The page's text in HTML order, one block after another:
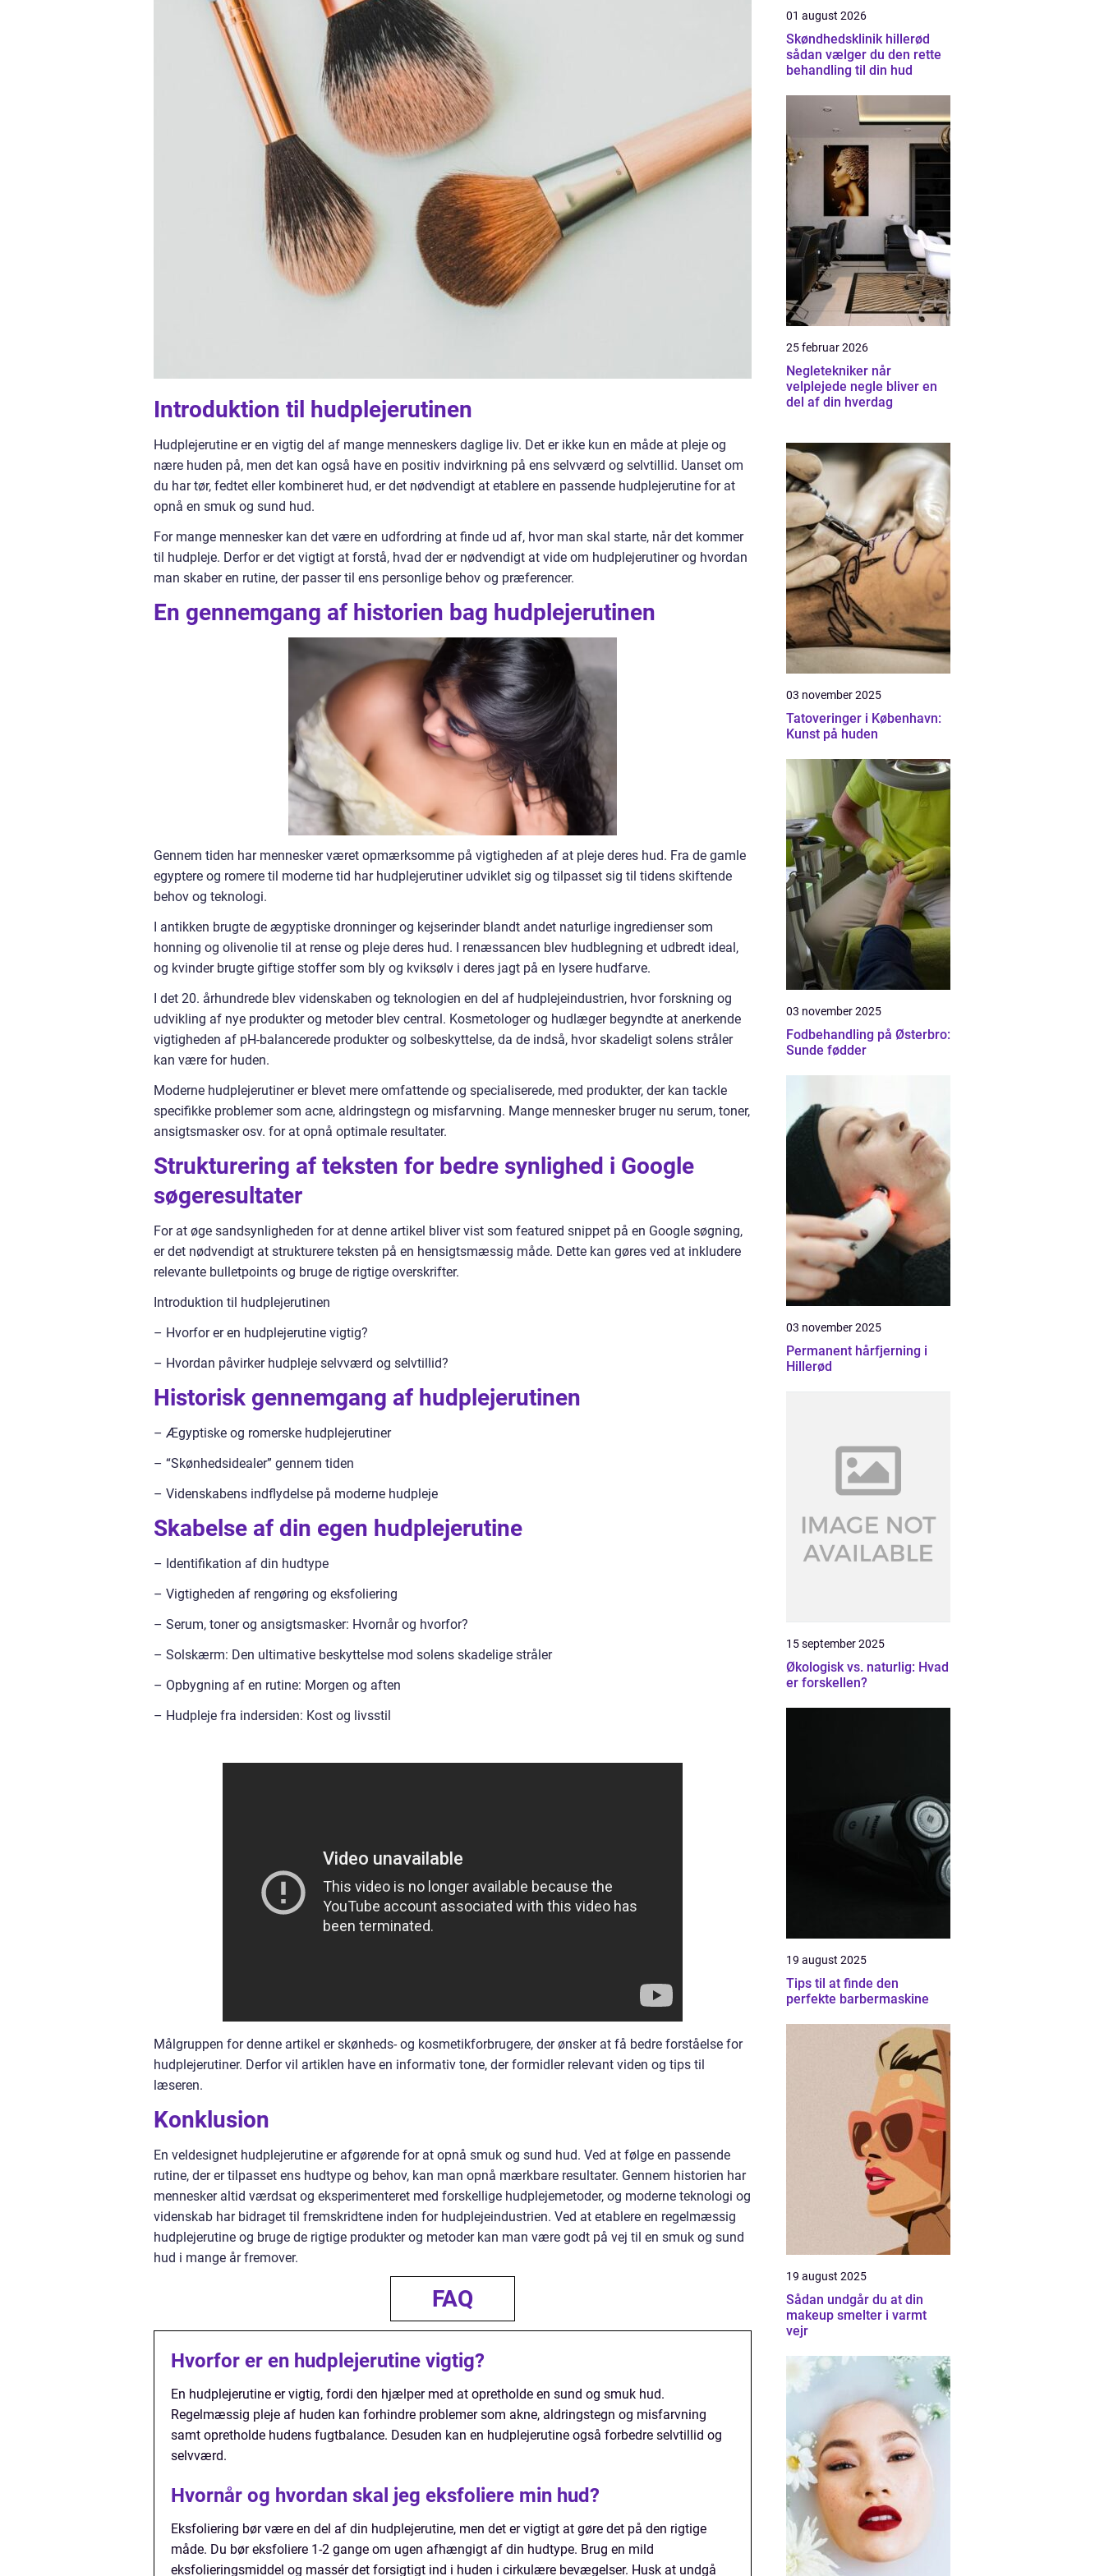
Introduktion til hudplejerutinen
Hudplejerutine er en vigtig del af mange menneskers daglige liv. Det er ikke kun en måde at pleje og
nære huden på, men det kan også have en positiv indvirkning på ens selvværd og selvtillid. Uanset om
du har tør, fedtet eller kombineret hud, er det nødvendigt at etablere en passende hudplejerutine for at
opnå en smuk og sund hud.
For mange mennesker kan det være en udfordring at finde ud af, hvor man skal starte, når det kommer
til hudpleje. Derfor er det vigtigt at forstå, hvad der er nødvendigt at vide om hudplejerutiner og hvordan
man skaber en rutine, der passer til ens personlige behov og præferencer.
En gennemgang af historien bag hudplejerutinen
Gennem tiden har mennesker været opmærksomme på vigtigheden af at pleje deres hud. Fra de gamle
egyptere og romere til moderne tid har hudplejerutiner udviklet sig og tilpasset sig til tidens skiftende
behov og teknologi.
I antikken brugte de ægyptiske dronninger og kejserinder blandt andet naturlige ingredienser som
honning og olivenolie til at rense og pleje deres hud. I renæssancen blev hudblegning et udbredt ideal,
og kvinder brugte giftige stoffer som bly og kviksølv i deres jagt på en lysere hudfarve.
I det 20. århundrede blev videnskaben og teknologien en del af hudplejeindustrien, hvor forskning og
udvikling af nye produkter og metoder blev central. Kosmetologer og hudlæger begyndte at anerkende
vigtigheden af pH-balancerede produkter og solbeskyttelse, da de indså, hvor skadeligt solens stråler
kan være for huden.
Moderne hudplejerutiner er blevet mere omfattende og specialiserede, med produkter, der kan tackle
specifikke problemer som acne, aldringstegn og misfarvning. Mange mennesker bruger nu serum, toner,
ansigtsmasker osv. for at opnå optimale resultater.
Strukturering af teksten for bedre synlighed i Google
søgeresultater
For at øge sandsynligheden for at denne artikel bliver vist som featured snippet på en Google søgning,
er det nødvendigt at strukturere teksten på en hensigtsmæssig måde. Dette kan gøres ved at inkludere
relevante bulletpoints og bruge de rigtige overskrifter.
Introduktion til hudplejerutinen
– Hvorfor er en hudplejerutine vigtig?
– Hvordan påvirker hudpleje selvværd og selvtillid?
Historisk gennemgang af hudplejerutinen
– Ægyptiske og romerske hudplejerutiner
– “Skønhedsidealer” gennem tiden
– Videnskabens indflydelse på moderne hudpleje
Skabelse af din egen hudplejerutine
– Identifikation af din hudtype
– Vigtigheden af rengøring og eksfoliering
– Serum, toner og ansigtsmasker: Hvornår og hvorfor?
– Solskærm: Den ultimative beskyttelse mod solens skadelige stråler
– Opbygning af en rutine: Morgen og aften
– Hudpleje fra indersiden: Kost og livsstil
Målgruppen for denne artikel er skønheds- og kosmetikforbrugere, der ønsker at få bedre forståelse for
hudplejerutiner. Derfor vil artiklen have en informativ tone, der formidler relevant viden og tips til
læseren.
Konklusion
En veldesignet hudplejerutine er afgørende for at opnå smuk og sund hud. Ved at følge en passende
rutine, der er tilpasset ens hudtype og behov, kan man opnå mærkbare resultater. Gennem historien har
mennesker altid værdsat og eksperimenteret med forskellige hudplejemetoder, og moderne teknologi og
videnskab har bidraget til fremskridtene inden for hudplejeindustrien. Ved at etablere en regelmæssig
hudplejerutine og bruge de rigtige produkter og metoder kan man være godt på vej til en smuk og sund
hud i mange år fremover.
FAQ
Hvorfor er en hudplejerutine vigtig?
En hudplejerutine er vigtig, fordi den hjælper med at opretholde en sund og smuk hud.
Regelmæssig pleje af huden kan forhindre problemer som akne, aldringstegn og misfarvning
samt opretholde hudens fugtbalance. Desuden kan en hudplejerutine også forbedre selvtillid og
selvværd.
Hvornår og hvordan skal jeg eksfoliere min hud?
Eksfoliering bør være en del af din hudplejerutine, men det er vigtigt at gøre det på den rigtige
måde. Du bør eksfoliere 1-2 gange om ugen afhængigt af din hudtype. Brug en mild
eksfolieringsmiddel og massér det forsigtigt ind i huden i cirkulære bevægelser. Husk at undgå
01 august 2026
Skøndhedsklinik hillerød
sådan vælger du den rette
behandling til din hud
25 februar 2026
Negletekniker når
velplejede negle bliver en
del af din hverdag
03 november 2025
Tatoveringer i København:
Kunst på huden
03 november 2025
Fodbehandling på Østerbro:
Sunde fødder
03 november 2025
Permanent hårfjerning i
Hillerød
15 september 2025
Økologisk vs. naturlig: Hvad
er forskellen?
19 august 2025
Tips til at finde den
perfekte barbermaskine
19 august 2025
Sådan undgår du at din
makeup smelter i varmt
vejr